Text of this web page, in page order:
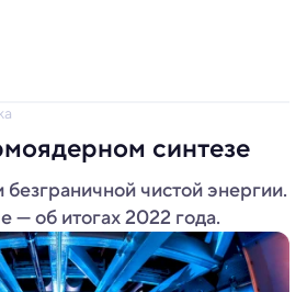
синтезе
чистой энергии.
— об итогах 2022 года.